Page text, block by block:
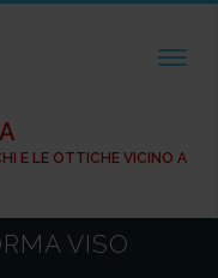
E LE OTTICHE VICINO A
VISO